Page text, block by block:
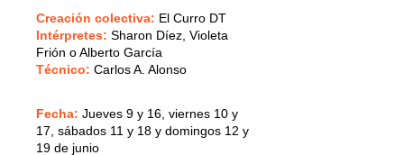
Creación colectiva: El Curro DT
Intérpretes: Sharon Díez, Violeta
Frión o Alberto García
Técnico: Carlos A. Alonso
Fecha: Jueves 9 y 16, viernes 10 y
17, sábados 11 y 18 y domingos 12 y
19 de junio